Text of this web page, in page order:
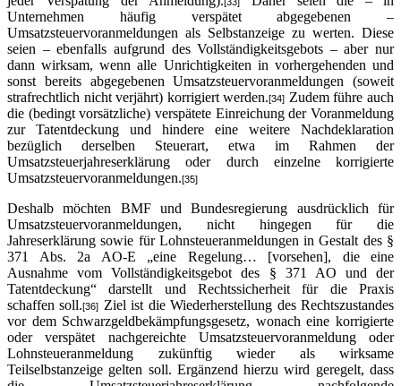
Unternehmen häufig verspätet abgegebenen –
Umsatzsteuervoranmeldungen als Selbstanzeige zu werten. Diese
seien – ebenfalls aufgrund des Vollständigkeitsgebots – aber nur
dann wirksam, wenn alle Unrichtigkeiten in vorhergehenden und
sonst bereits abgegebenen Umsatzsteuervoranmeldungen (soweit
strafrechtlich nicht verjährt) korrigiert werden.[34] Zudem führe auch
die (bedingt vorsätzliche) verspätete Einreichung der Voranmeldung
zur Tatentdeckung und hindere eine weitere Nachdeklaration
bezüglich derselben Steuerart, etwa im Rahmen der
Umsatzsteuerjahreserklärung oder durch einzelne korrigierte
Umsatzsteuervoranmeldungen.[35]
Deshalb möchten BMF und Bundesregierung ausdrücklich für
Umsatzsteuervoranmeldungen, nicht hingegen für die
Jahreserklärung sowie für Lohnsteueranmeldungen in Gestalt des §
371 Abs. 2a AO-E „eine Regelung… [vorsehen], die eine
Ausnahme vom Vollständigkeitsgebot des § 371 AO und der
Tatentdeckung“ darstellt und Rechtssicherheit für die Praxis
schaffen soll.[36]
Ziel ist die Wiederherstellung des Rechtszustandes
vor dem Schwarzgeldbekämpfungsgesetz, wonach eine korrigierte
oder verspätet nachgereichte Umsatzsteuervoranmeldung oder
Lohnsteueranmeldung zukünftig wieder als wirksame
Teilselbstanzeige gelten soll. Ergänzend hierzu wird geregelt, dass